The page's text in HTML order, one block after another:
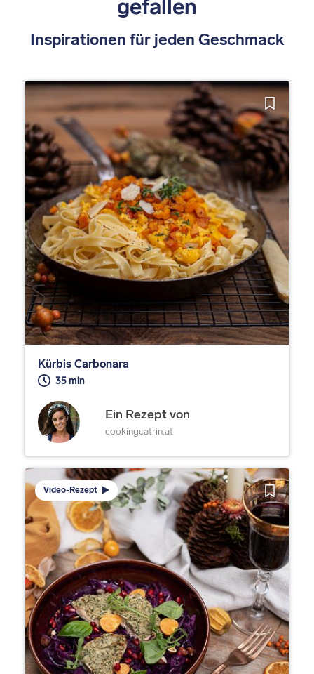
gefallen
Inspirationen für jeden Geschmack
Kürbis Carbonara
35 min
Ein Rezept von
cookingcatrin.at
Video-Rezept